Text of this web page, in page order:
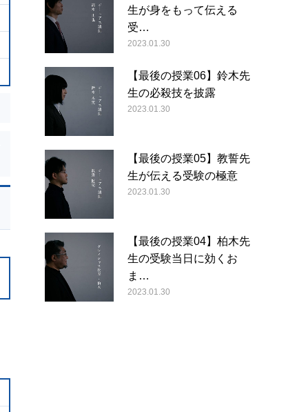
生が身をもって伝える
受…
2023.01.30
【最後の授業06】鈴木先
生の必殺技を披露
2023.01.30
【最後の授業05】教誓先
生が伝える受験の極意
2023.01.30
【最後の授業04】柏木先
生の受験当日に効くお
ま…
2023.01.30